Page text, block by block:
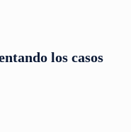
los casos